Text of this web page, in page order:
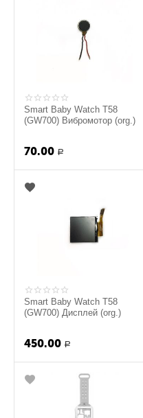
Smart Baby Watch T58
(GW700) Вибромотор (org.)
70.00 Р
Smart Baby Watch T58
(GW700) Дисплей (org.)
450.00 Р